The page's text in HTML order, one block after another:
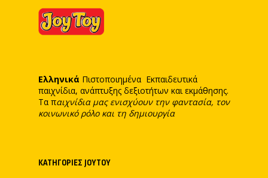
Ελληνικά Πιστοποιημένα Εκπαιδευτικά
παιχνίδια, ανάπτυξης δεξιοτήτων και εκμάθησης.
Τα παιχνίδια μας ενισχύουν την φαντασία, τον
κοινωνικό ρόλο και τη δημιουργία
ΚΑΤΗΓΟΡΊΕΣ JOYTOY